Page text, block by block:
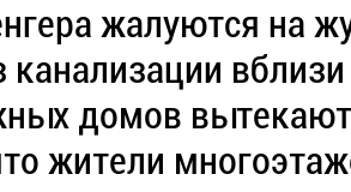
жалуются на
канализации
домов
жители